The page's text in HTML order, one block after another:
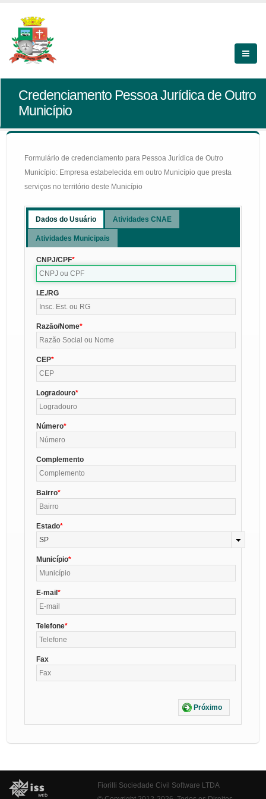
Credenciamento Pessoa Jurídica de Outro
Município
Formulário de credenciamento para Pessoa Jurídica de Outro
Município: Empresa estabelecida em outro Município que presta
serviços no território deste Município
Dados do Usuário Atividades CNAE
Atividades Municipais
CNPJ/CPF
I.E./RG
Razão/Nome
CEP
Logradouro
Número
Complemento
Bairro
Estado
SP
Município
E-mail
Telefone
Fax
Próximo
Fiorilli Sociedade Civil Software LTDA